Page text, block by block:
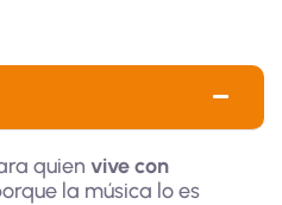
quien vive con
la música lo es